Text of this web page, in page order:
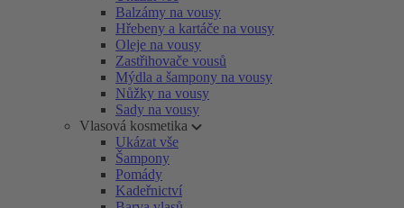
Balzámy na vousy
Hřebeny a kartáče na vousy
Oleje na vousy
Zastřihovače vousů
Mýdla a šampony na vousy
Nůžky na vousy
Sady na vousy
Vlasová kosmetika
Ukázat vše
Šampony
Pomády
Kadeřnictví